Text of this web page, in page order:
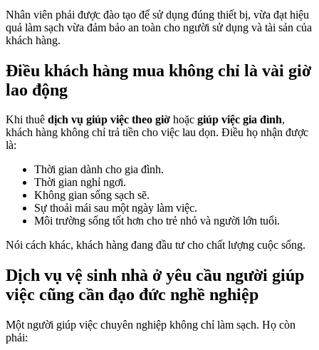
Nhân viên phải được đào tạo để sử dụng đúng thiết bị, vừa đạt hiệu
quả làm sạch vừa đảm bảo an toàn cho người sử dụng và tài sản của
khách hàng.
Điều khách hàng mua không chỉ là vài giờ
lao động
Khi thuê dịch vụ giúp việc theo giờ hoặc giúp việc gia đình,
khách hàng không chỉ trả tiền cho việc lau dọn. Điều họ nhận được
là:
Thời gian dành cho gia đình.
Thời gian nghỉ ngơi.
Không gian sống sạch sẽ.
Sự thoải mái sau một ngày làm việc.
Môi trường sống tốt hơn cho trẻ nhỏ và người lớn tuổi.
Nói cách khác, khách hàng đang đầu tư cho chất lượng cuộc sống.
Dịch vụ vệ sinh nhà ở yêu cầu người giúp
việc cũng cần đạo đức nghề nghiệp
Một người giúp việc chuyên nghiệp không chỉ làm sạch. Họ còn
phải: